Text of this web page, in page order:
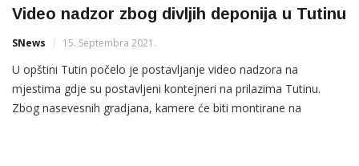
Video nadzor zbog divljih deponija u Tutinu
SNews 15. Septembra 2021.
U opštini Tutin počelo je postavljanje video nadzora na
mjestima gdje su postavljeni kontejneri na prilazima Tutinu.
Zbog nasevesnih gradjana, kamere će biti montirane na